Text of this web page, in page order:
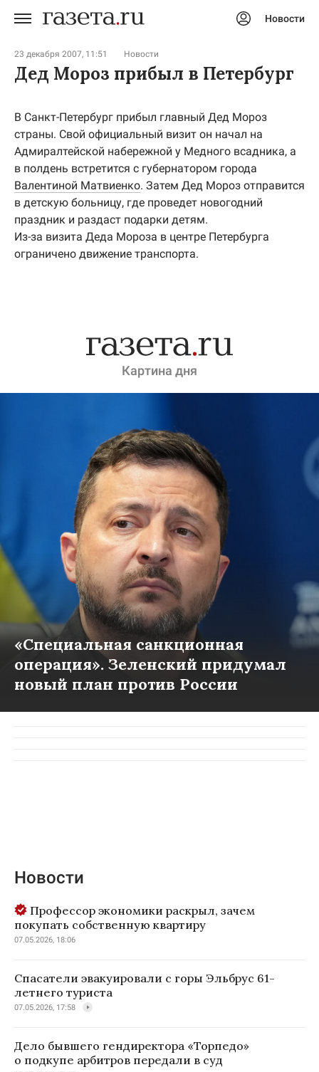
Новости
23 декабря 2007, 11:51 Новости
Дед Мороз прибыл в Петербург
В Санкт-Петербург прибыл главный Дед Мороз
страны. Свой официальный визит он начал на
Адмиралтейской набережной у Медного всадника, а
в полдень встретится с губернатором города
Валентиной Матвиенко. Затем Дед Мороз отправится
в детскую больницу, где проведет новогодний
праздник и раздаст подарки детям.
Из-за визита Деда Мороза в центре Петербурга
ограничено движение транспорта.
Картина дня
«Специальная санкционная
операция». Зеленский придумал
новый план против России
Новости
Профессор экономики раскрыл, зачем
покупать собственную квартиру
07.05.2026, 18:06
Спасатели эвакуировали с горы Эльбрус 61-
летнего туриста
07.05.2026, 17:58
Дело бывшего гендиректора «Торпедо»
о подкупе арбитров передали в суд